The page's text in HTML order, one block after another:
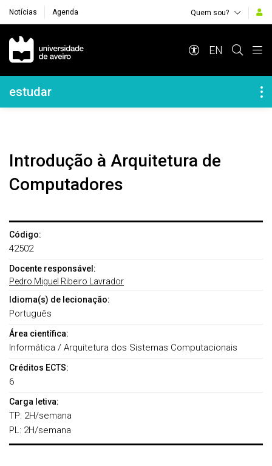
Notícias Agenda Quem sou?
Navegação Principal
EN
Navegação Lateral
estudar
Introdução à Arquitetura de
Computadores
Código:
42502
Docente responsável:
Pedro Miguel Ribeiro Lavrador
Idioma(s) de lecionação:
Português
Área científica:
Informática / Arquitetura dos Sistemas Computacionais
Créditos ECTS:
6
Carga letiva:
TP: 2H/semana
PL: 2H/semana